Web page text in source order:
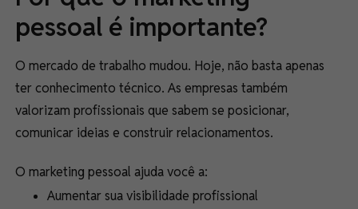
pessoal é importante?
O mercado de trabalho mudou. Hoje, não basta apenas
ter conhecimento técnico. As empresas também
valorizam profissionais que sabem se posicionar,
comunicar ideias e construir relacionamentos.
O marketing pessoal ajuda você a:
Aumentar sua visibilidade profissional